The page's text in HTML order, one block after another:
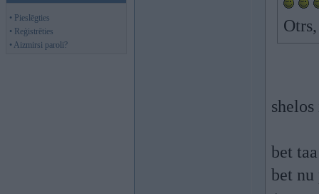
• Pieslēgties
• Reģistrēties
• Aizmirsi paroli?
bet
bet nu